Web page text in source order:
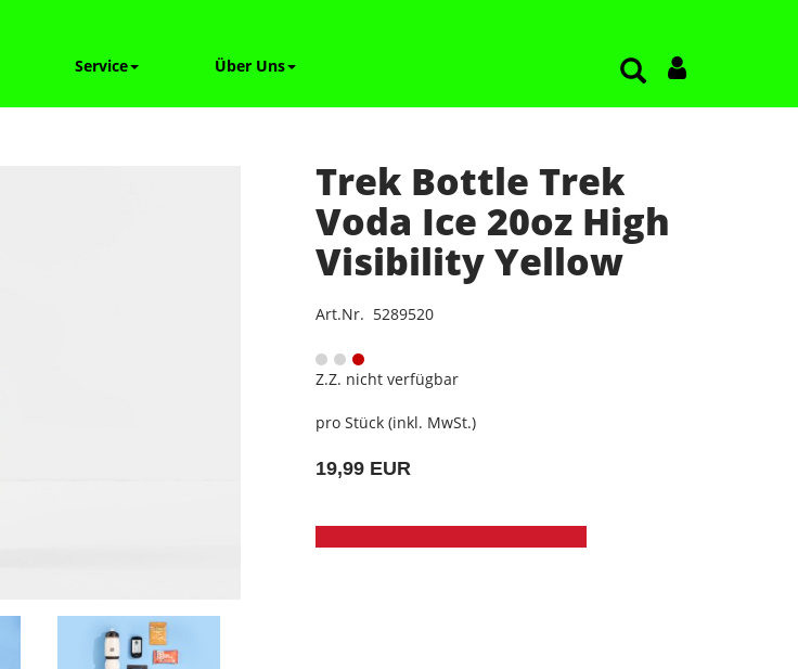
Service Über Uns
Trek Bottle Trek
Voda Ice 20oz High
Visibility Yellow
Art.Nr. 5289520
Z.Z. nicht verfügbar
pro Stück (inkl. MwSt.)
19,99 EUR